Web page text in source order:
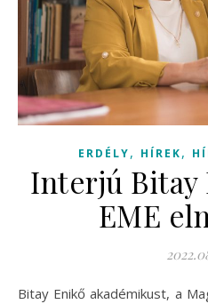
ERDÉLY, HÍREK,
Interjú Bitay
EME
Bitay Enikő akadémikust, a Magyar Tudományos Akadémia